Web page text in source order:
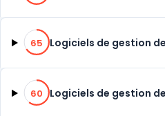
65% de compatibilité
65 Logiciels de gestion
60% de compatibilité
60 Logiciels de gestion